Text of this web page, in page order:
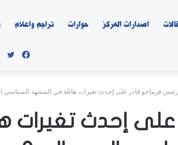
اصدارات المركز حوارات تراجم واعلام
فرماجو قادر على إحدث تغيرات هائلة في المشهد السياسي
على إحدث